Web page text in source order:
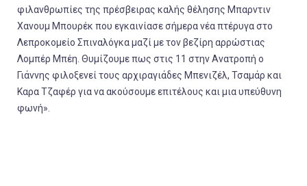
φιλανθρωπίες της πρέσβειρας καλής θέλησης Μπαρντιν
Χανουμ Μπουρέκ που εγκαινίασε σήμερα νέα πτέρυγα στο
Λεπροκομείο Σπιναλόγκα μαζί με τον βεζίρη αρρώστιας
Λομπέρ Μπέη. Θυμίζουμε πως στις 11 στην Ανατροπή ο
Γιάννης φιλοξενεί τους αρχιραγιάδες Μπενιζέλ, Τσαμάρ και
Καρα Τζαφέρ για να ακούσουμε επιτέλους και μια υπεύθυνη
φωνή».